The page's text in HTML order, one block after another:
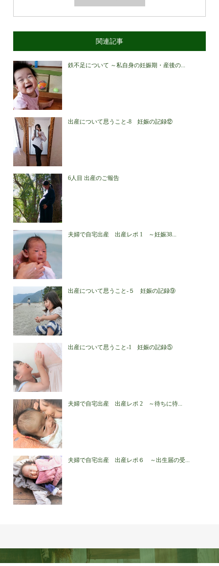
関連記事
鉄不足について ～私自身の妊娠期・産後の...
出産について思うこと-8 妊娠の記録⑫
6人目 出産のご報告
夫婦で自宅出産 出産レポ 1 ～妊娠38...
出産について思うこと-５ 妊娠の記録⑨
出産について思うこと-1 妊娠の記録⑤
夫婦で自宅出産 出産レポ 2 ～待ちに待...
夫婦で自宅出産 出産レポ６ ～出生届の受...